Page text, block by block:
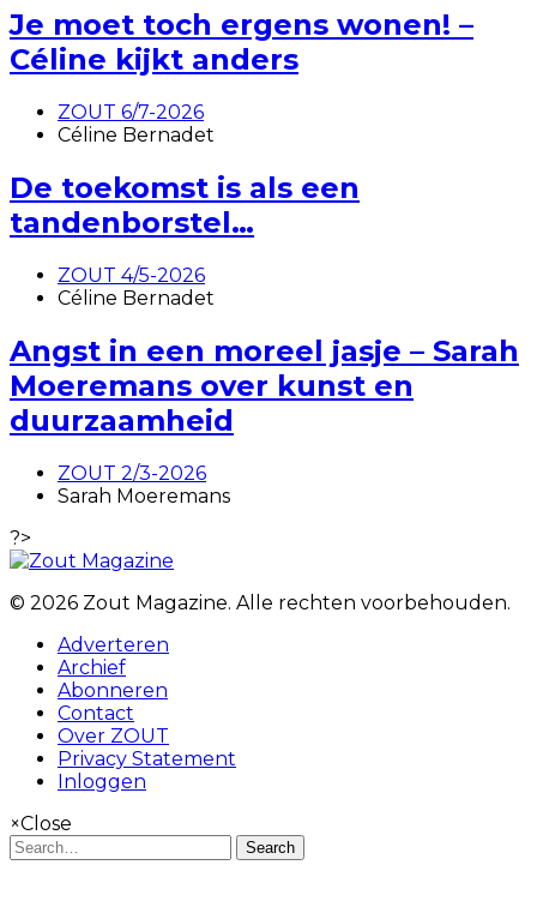
Je moet toch ergens wonen! –
Céline kijkt anders
ZOUT 6/7-2026
Céline Bernadet
De toekomst is als een
tandenborstel…
ZOUT 4/5-2026
Céline Bernadet
Angst in een moreel jasje – Sarah
Moeremans over kunst en
duurzaamheid
ZOUT 2/3-2026
Sarah Moeremans
?>
© 2026 Zout Magazine. Alle rechten voorbehouden.
Adverteren
Archief
Abonneren
Contact
Over ZOUT
Privacy Statement
Inloggen
×Close
Search